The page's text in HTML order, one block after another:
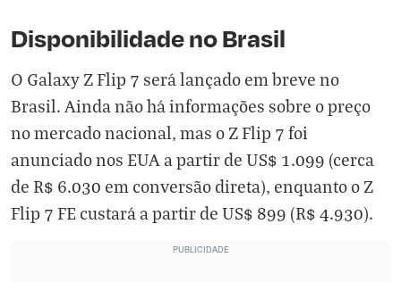
Disponibilidade no Brasil
O Galaxy Z Flip 7 será lançado em breve no
Brasil. Ainda não há informações sobre o preço
no mercado nacional, mas o Z Flip 7 foi
anunciado nos EUA a partir de US$ 1.099 (cerca
de R$ 6.030 em conversão direta), enquanto o Z
Flip 7 FE custará a partir de US$ 899 (R$ 4.930).